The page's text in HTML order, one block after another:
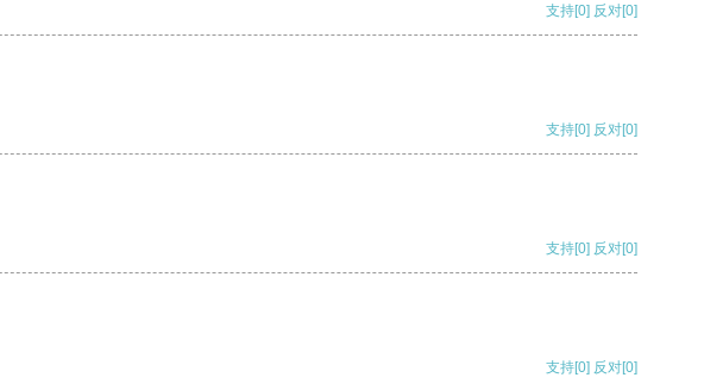
支持[0] 反对[0]
支持[0] 反对[0]
支持[0] 反对[0]
支持[0] 反对[0]